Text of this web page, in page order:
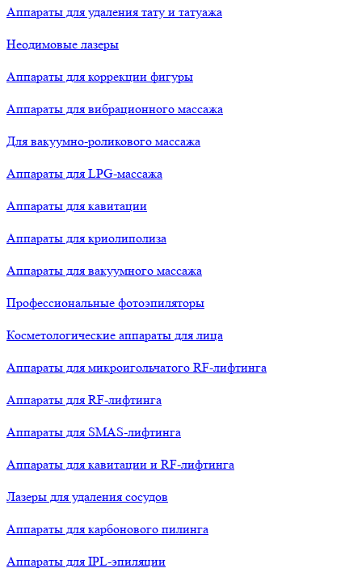
Аппараты для удаления тату и татуажа
Неодимовые лазеры
Аппараты для коррекции фигуры
Аппараты для вибрационного массажа
Для вакуумно-роликового массажа
Аппараты для LPG-массажа
Аппараты для кавитации
Аппараты для криолиполиза
Аппараты для вакуумного массажа
Профессиональные фотоэпиляторы
Косметологические аппараты для лица
Аппараты для микроигольчатого RF-лифтинга
Аппараты для RF-лифтинга
Аппараты для SMAS-лифтинга
Аппараты для кавитации и RF-лифтинга
Лазеры для удаления сосудов
Аппараты для карбонового пилинга
Аппараты для IPL-эпиляции